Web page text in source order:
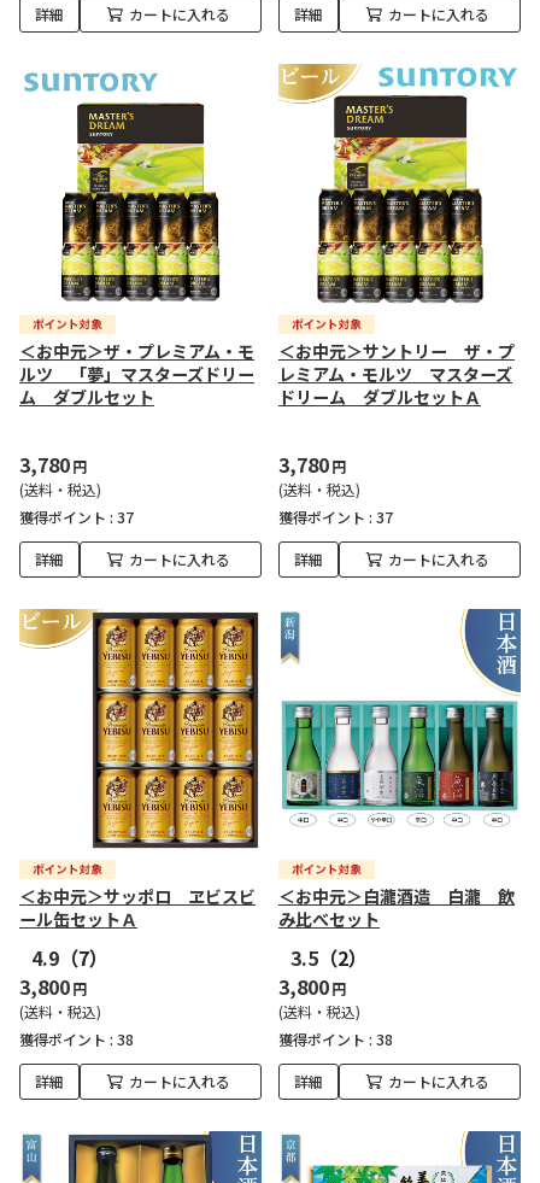
詳細 カートに入れる 詳細 カートに入れる
＜お中元＞ザ・プレミアム・モ
ルツ 「夢」マスターズドリー
ム ダブルセット
3,780円
(送料・税込)
獲得ポイント : 37
詳細 カートに入れる
＜お中元＞サントリー ザ・プ
レミアム・モルツ マスターズ
ドリーム ダブルセットＡ
3,780円
(送料・税込)
獲得ポイント : 37
詳細 カートに入れる
＜お中元＞サッポロ ヱビスビ
ール缶セットＡ
4.9 （7）
3,800円
(送料・税込)
獲得ポイント : 38
詳細 カートに入れる
＜お中元＞白瀧酒造 白瀧 飲
み比べセット
3.5 （2）
3,800円
(送料・税込)
獲得ポイント : 38
詳細 カートに入れる